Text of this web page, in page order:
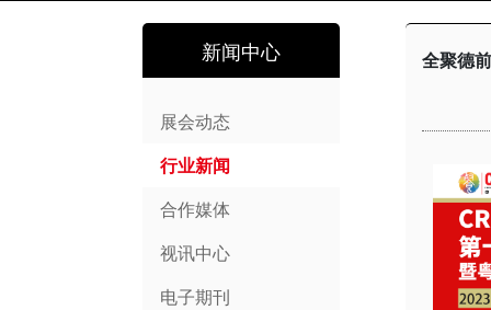
新闻中心
展会动态
行业新闻
合作媒体
视讯中心
电子期刊
全聚德